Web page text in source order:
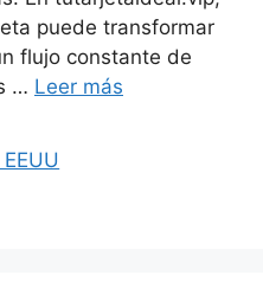
puede transformar
flujo constante de
… Leer más